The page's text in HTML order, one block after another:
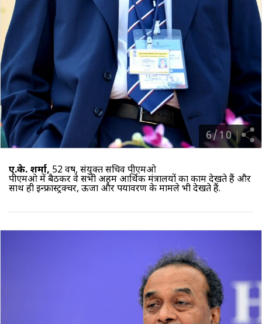
6/10
ए.के. शर्मा, 52 वर्ष, संयुक्त सचिव पीएमओ
पीएमओ में बैठकर वे सभी अहम आर्थिक मंत्रालयों का काम देखते हैं और
साथ ही इन्फ्रास्ट्रक्चर, ऊर्जा और पर्यावरण के मामले भी देखते हैं.